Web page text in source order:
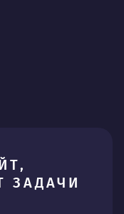
ЗАДАЧИ